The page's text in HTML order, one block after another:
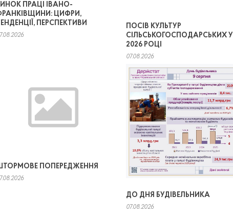
ПРАЦІ ІВАНО-
ЦИФРИ,
ТЕНДЕНЦІЇ, ПЕРСПЕКТИВИ
ПОСІВ КУЛЬТУР
СІЛЬСЬКОГОСПОДАРСЬКИХ У
2026 РОЦІ
07.08.2026
ПОПЕРЕДЖЕННЯ
ДО ДНЯ БУДІВЕЛЬНИКА
07.08.2026